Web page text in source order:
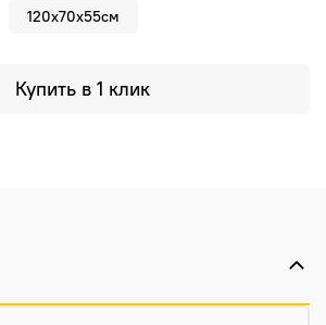
Купить в 1 клик
120х70х55см